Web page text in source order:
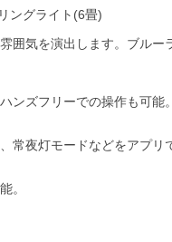
ングライト(6畳)
囲気を演出します。ブルー
ンズフリーでの操作も可能。
常夜灯モードなどをアプリ
。